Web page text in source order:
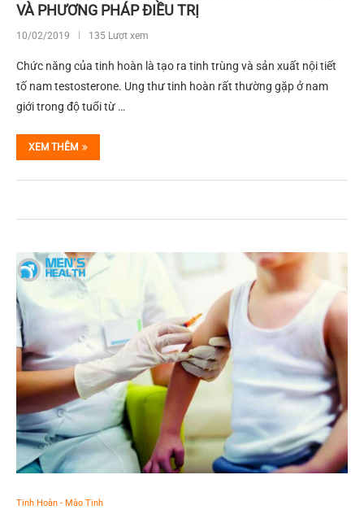
VÀ PHƯƠNG PHÁP ĐIỀU TRỊ
10/02/2019 135 Lượt xem
Chức năng của tinh hoàn là tạo ra tinh trùng và sản xuất nội tiết
tố nam testosterone. Ung thư tinh hoàn rất thường gặp ở nam
giới trong độ tuổi từ …
XEM THÊM
Tinh Hoàn - Mào Tinh